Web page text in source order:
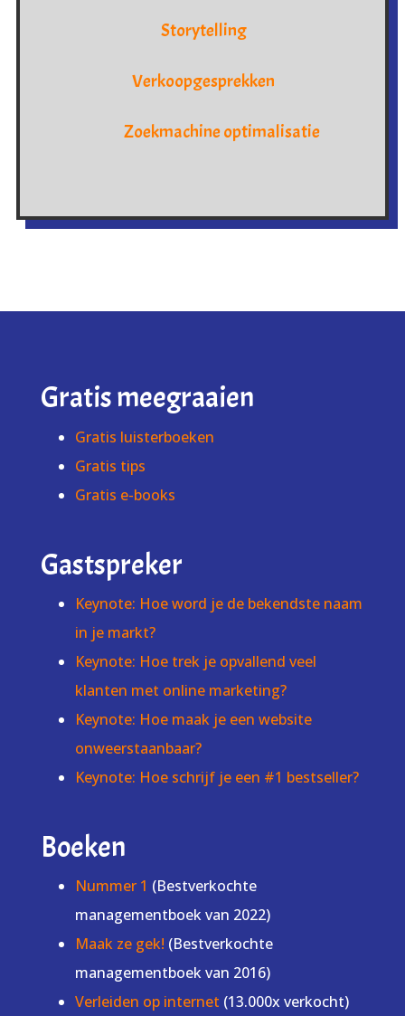
Storytelling
Verkoopgesprekken
Zoekmachine optimalisatie
Gratis meegraaien
Gratis luisterboeken
Gratis tips
Gratis e-books
Gastspreker
Keynote: Hoe word je de bekendste naam
in je markt?
Keynote: Hoe trek je opvallend veel
klanten met online marketing?
Keynote: Hoe maak je een website
onweerstaanbaar?
Keynote: Hoe schrijf je een #1 bestseller?
Boeken
Nummer 1 (Bestverkochte
managementboek van 2022)
Maak ze gek! (Bestverkochte
managementboek van 2016)
Verleiden op internet (13.000x verkocht)